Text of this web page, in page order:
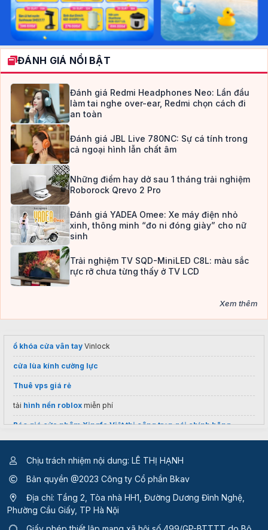
ĐÁNH GIÁ NỔI BẬT
Đánh giá Redmi Headphones Neo: Lần đầu
làm tai nghe over-ear, Redmi chọn cách đi
an toàn
Đánh giá JBL Live 780NC: Sự cá tính trong
cả ngoại hình lẫn chất âm
Những điểm hay dở sau 1 tháng trải nghiệm
Roborock Qrevo 2 Pro
Đánh giá YADEA Omee: Xe máy điện nhỏ
xinh, thông minh “đo ni đóng giày” cho nữ
sinh
Trải nghiệm TV SQD-MiniLED C8L: màu sắc
rực rỡ chưa từng thấy ở TV LCD
Xem thêm
ổ khóa cửa vân tay Vinlock
cửa lùa kính cường lực
Thuê vps giá rẻ
tải hình nền roblox miễn phí
Báo giá cửa nhôm Xingfa Việt thi công trọn gói chính hãng
Tìm kiếm nhanh các tin tuyển dụngviệc làm cần thơ
Chịu trách nhiệm nội dung: LÊ THỊ HẠNH
Bản quyền @2023 Công ty Cổ phần Bkav
Địa chỉ: Tầng 2, Tòa nhà HH1, Đường Dương Đình Nghệ,
Phường Cầu Giấy, TP Hà Nội